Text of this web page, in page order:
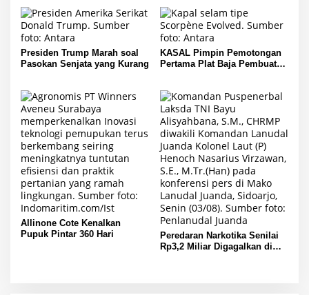
Presiden Trump Marah soal
Pasokan Senjata yang Kurang
KASAL Pimpin Pemotongan
Pertama Plat Baja Pembuatan
Allinone Cote Kenalkan
Pupuk Pintar 360 Hari
Peredaran Narkotika Senilai
Rp3,2 Miliar Digagalkan di